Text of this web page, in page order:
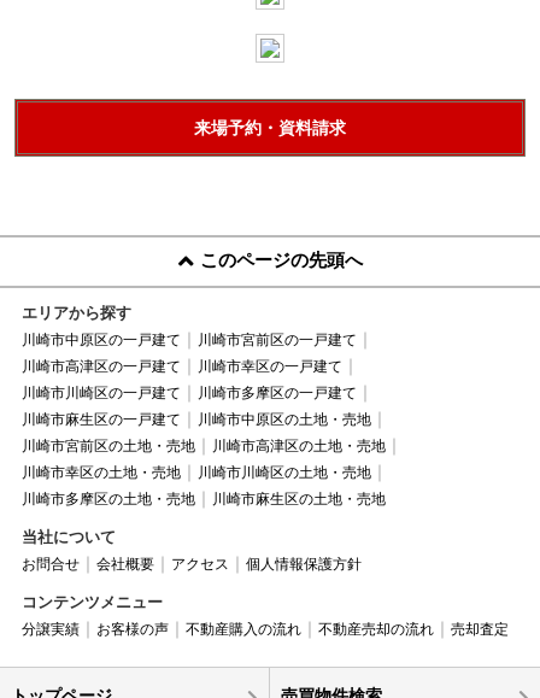
来場予約・資料請求
このページの先頭へ
エリアから探す
川崎市中原区の一戸建て
川崎市宮前区の一戸建て
川崎市高津区の一戸建て
川崎市幸区の一戸建て
川崎市川崎区の一戸建て
川崎市多摩区の一戸建て
川崎市麻生区の一戸建て
川崎市中原区の土地・売地
川崎市宮前区の土地・売地
川崎市高津区の土地・売地
川崎市幸区の土地・売地
川崎市川崎区の土地・売地
川崎市多摩区の土地・売地
川崎市麻生区の土地・売地
当社について
お問合せ 会社概要 アクセス 個人情報保護方針
コンテンツメニュー
分譲実績 お客様の声 不動産購入の流れ 不動産売却の流れ 売却査定